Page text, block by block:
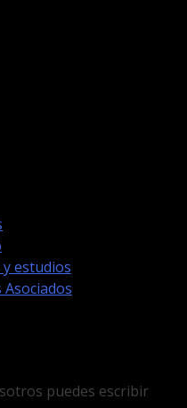
estudios
puedes escribir